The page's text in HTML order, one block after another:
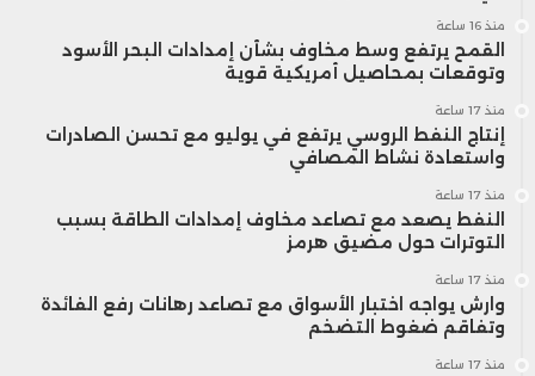
منذ 16 ساعة
القمح يرتفع وسط مخاوف بشأن إمدادات البحر الأسود
وتوقعات بمحاصيل أمريكية قوية
منذ 17 ساعة
إنتاج النفط الروسي يرتفع في يوليو مع تحسن الصادرات
واستعادة نشاط المصافي
منذ 17 ساعة
النفط يصعد مع تصاعد مخاوف إمدادات الطاقة بسبب
التوترات حول مضيق هرمز
منذ 17 ساعة
وارش يواجه اختبار الأسواق مع تصاعد رهانات رفع الفائدة
وتفاقم ضغوط التضخم
منذ 17 ساعة